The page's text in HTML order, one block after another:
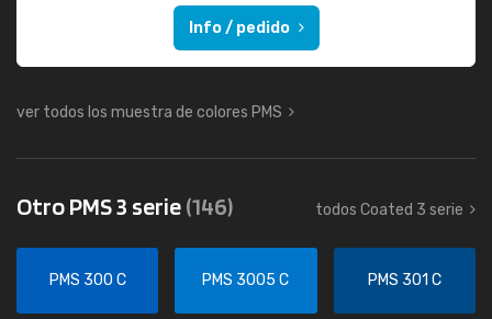
Info / pedido
ver todos los muestra de colores PMS
Otro PMS 3 serie(146) todos Coated 3 serie
PMS 300 C PMS 3005 C PMS 301 C